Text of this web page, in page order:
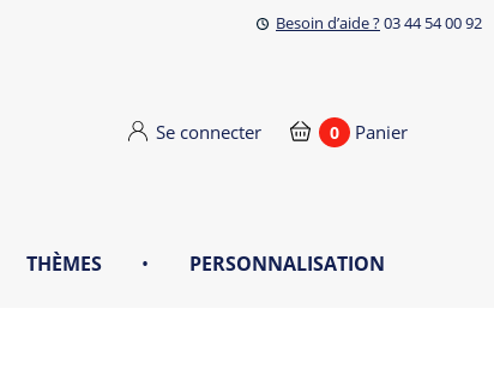
Besoin d’aide ?03 44 54 00 92
Se connecter 0 Panier
THÈMES • PERSONNALISATION